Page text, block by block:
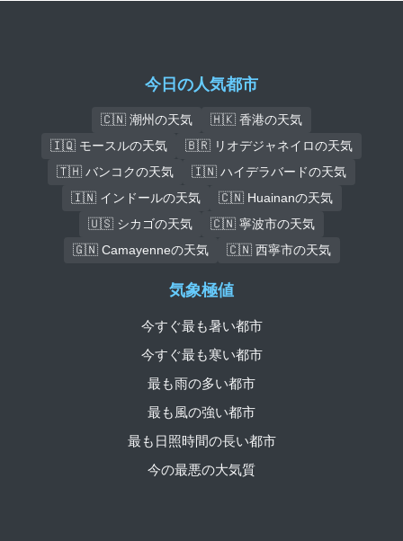
今日の人気都市
🇨🇳 潮州の天気
🇭🇰 香港の天気
🇮🇶 モースルの天気
🇧🇷 リオデジャネイロの天気
🇹🇭 バンコクの天気
🇮🇳 ハイデラバードの天気
🇮🇳 インドールの天気
🇨🇳 Huainanの天気
🇺🇸 シカゴの天気
🇨🇳 寧波市の天気
🇬🇳 Camayenneの天気
🇨🇳 西寧市の天気
気象極値
今すぐ最も暑い都市
今すぐ最も寒い都市
最も雨の多い都市
最も風の強い都市
最も日照時間の長い都市
今の最悪の大気質